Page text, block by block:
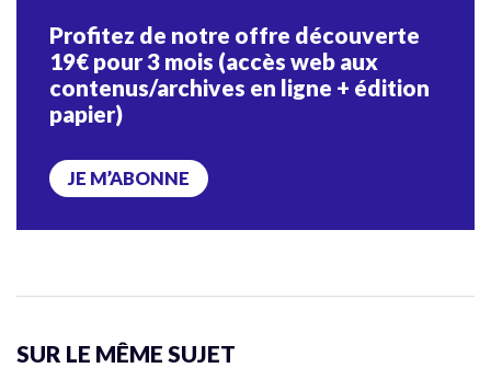
Profitez de notre offre découverte
19€ pour 3 mois (accès web aux
contenus/archives en ligne + édition
papier)
JE M’ABONNE
SUR LE MÊME SUJET